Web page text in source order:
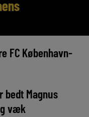
FC København-
bedt Magnus
væk